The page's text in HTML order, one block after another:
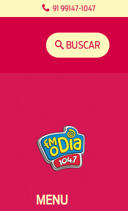
91 99147-1047
BUSCAR
MENU